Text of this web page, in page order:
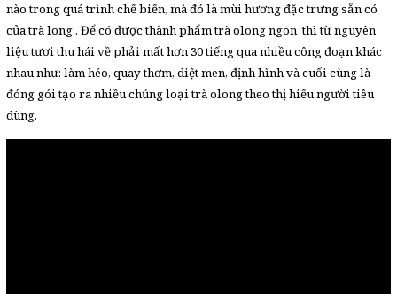
nào trong quá trình chế biến, mà đó là mùi hương đặc trưng sẵn có
của trà long . Để có được thành phẩm trà olong ngon thì từ nguyên
liệu tươi thu hái về phải mất hơn 30 tiếng qua nhiều công đoạn khác
nhau như: làm héo, quay thơm, diệt men, định hình và cuối cùng là
đóng gói tạo ra nhiều chủng loại trà olong theo thị hiếu người tiêu
dùng.